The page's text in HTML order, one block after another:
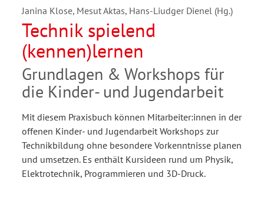
Janina Klose, Mesut Aktas, Hans-Liudger Dienel (Hg.)
Technik spielend
(kennen)lernen
Grundlagen & Workshops für
die Kinder- und Jugendarbeit
Mit diesem Praxisbuch können Mitarbeiter:innen in der
offenen Kinder- und Jugendarbeit Workshops zur
Technikbildung ohne besondere Vorkenntnisse planen
und umsetzen. Es enthält Kursideen rund um Physik,
Elektrotechnik, Programmieren und 3D-Druck.